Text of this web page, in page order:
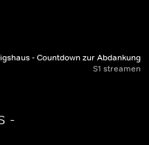
- Countdown zur Abdankung
S1 streamen
-